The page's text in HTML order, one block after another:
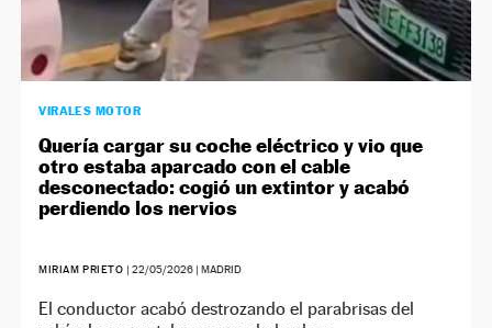
VIRALES MOTOR
Quería cargar su coche eléctrico y vio que
otro estaba aparcado con el cable
desconectado: cogió un extintor y acabó
perdiendo los nervios
MIRIAM PRIETO | 22/05/2026| MADRID
El conductor acabó destrozando el parabrisas del